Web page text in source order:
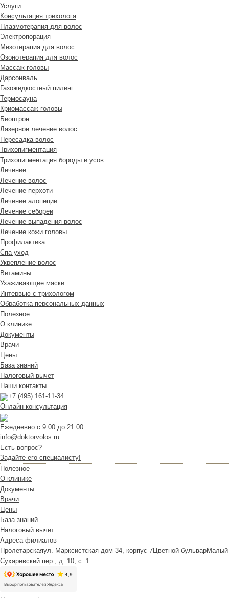
Услуги
Консультация трихолога
Плазмотерапия для волос
Электропорация
Мезотерапия для волос
Озонотерапия для волос
Массаж головы
Дарсонваль
Газожидкостный пилинг
Термосауна
Криомассаж головы
Биоптрон
Лазерное лечение волос
Пересадка волос
Трихопигментация
Трихопигментация бороды и усов
Лечение
Лечение волос
Лечение перхоти
Лечение алопеции
Лечение себореи
Лечение выпадения волос
Лечение кожи головы
Профилактика
Спа уход
Укрепление волос
Витамины
Ухаживающие маски
Интервью с трихологом
Обработка персональных данных
Полезное
О клинике
Документы
Врачи
Цены
База знаний
Налоговый вычет
Наши контакты
+7 (495) 161-11-34
Онлайн консультация
Ежедневно с 9:00 до 21:00
info@doktorvolos.ru
Есть вопрос?
Задайте его специалисту!
Полезное
О клинике
Документы
Врачи
Цены
База знаний
Налоговый вычет
Адреса филиалов
Пролетарскаяул. Марксистская дом 34, корпус 7 Цветной бульварМалый
Сухаревский пер., д. 10, с. 1